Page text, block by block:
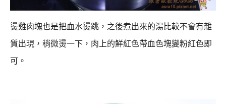
燙雞肉塊也是把血水燙跳，之後煮出來的湯比較不會有雜
質出現， 稍微燙一下，肉上的鮮紅色帶血色塊變粉紅色即
可。